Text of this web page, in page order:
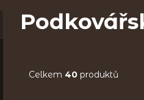
Celkem 40 produktů